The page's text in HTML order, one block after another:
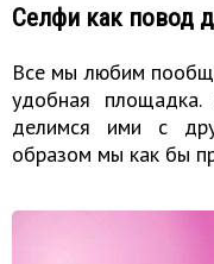
Селфи как повод
Все мы любим
удобная
делимся ими с
образом мы как бы